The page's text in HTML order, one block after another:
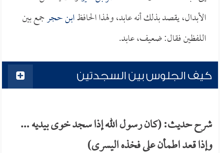
الأبدال، يقصد بذلك أنه عابد، ولهذا الحافظابن حجرجمع بين
اللفظين فقال: ضعيف، عابد.
كيف الجلوس بين السجدتين
شرح حديث: (كان رسول الله إذا سجد خوى بيديه ...
وإذا قعد اطمأن على فخذه اليسرى)